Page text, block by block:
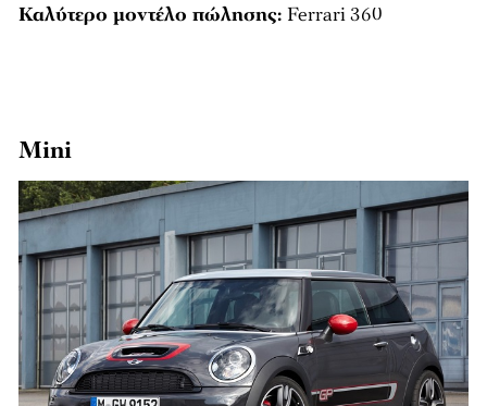
Καλύτερο μοντέλο πώλησης: Ferrari 360
Mini